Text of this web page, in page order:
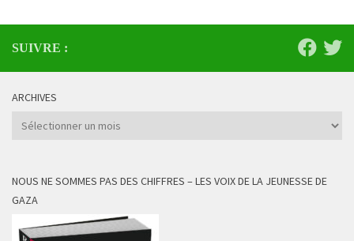
SUIVRE :
ARCHIVES
Archives
NOUS NE SOMMES PAS DES CHIFFRES – LES VOIX DE LA JEUNESSE DE
GAZA